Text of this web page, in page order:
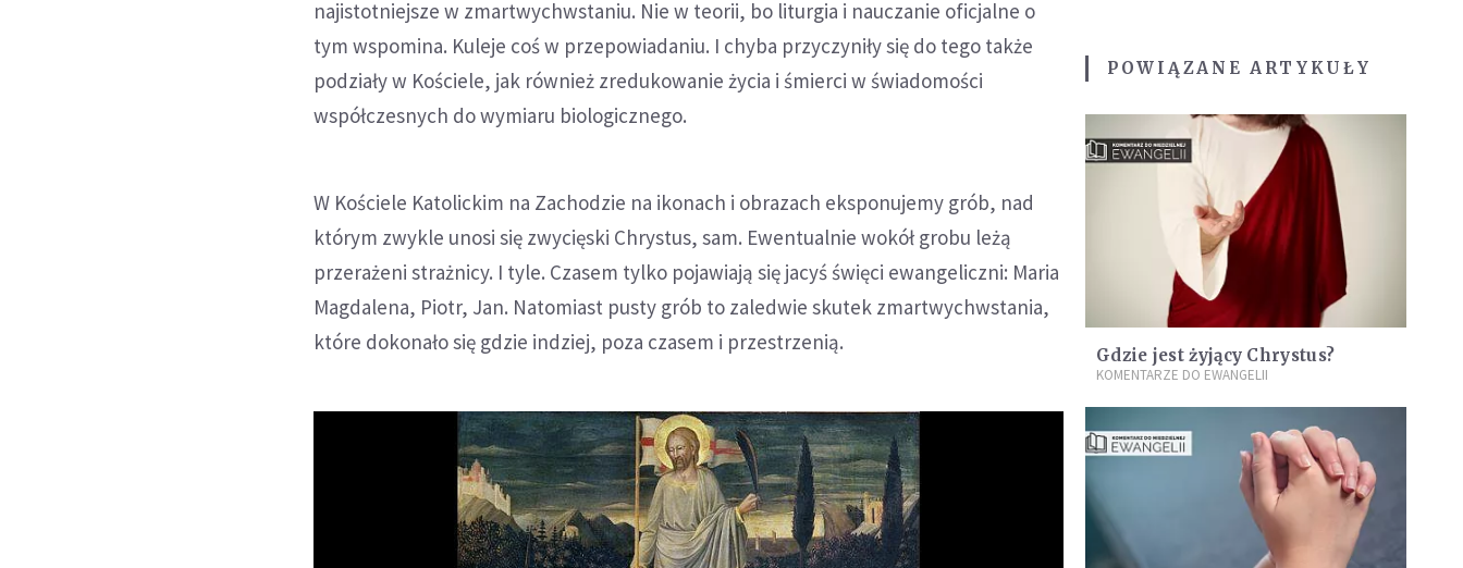
najistotniejsze w zmartwychwstaniu. Nie w teorii, bo liturgia i nauczanie oficjalne o
tym wspomina. Kuleje coś w przepowiadaniu. I chyba przyczyniły się do tego także
podziały w Kościele, jak również zredukowanie życia i śmierci w świadomości
współczesnych do wymiaru biologicznego.
W Kościele Katolickim na Zachodzie na ikonach i obrazach eksponujemy grób, nad
którym zwykle unosi się zwycięski Chrystus, sam. Ewentualnie wokół grobu leżą
przerażeni strażnicy. I tyle. Czasem tylko pojawiają się jacyś święci ewangeliczni: Maria
Magdalena, Piotr, Jan. Natomiast pusty grób to zaledwie skutek zmartwychwstania,
które dokonało się gdzie indziej, poza czasem i przestrzenią.
POWIĄZANE ARTYKUŁY
Gdzie jest żyjący Chrystus?
KOMENTARZE DO EWANGELII